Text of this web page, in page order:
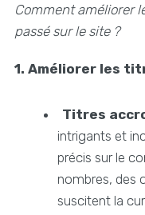
Comment améliorer
passé sur le site ?
1. Améliorer les
Titres
intrigants et
précis sur le
nombres, des
suscitent la